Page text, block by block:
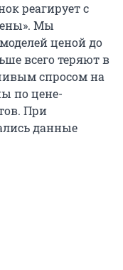
реагирует с
Мы
ценой до
всего теряют в
спросом на
по цене-
При
данные